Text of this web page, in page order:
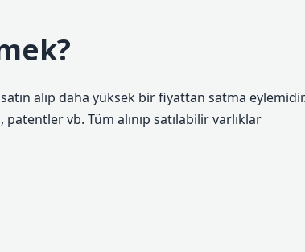
alıp daha yüksek bir fiyattan satma
vb. Tüm alınıp satılabilir varlıklar